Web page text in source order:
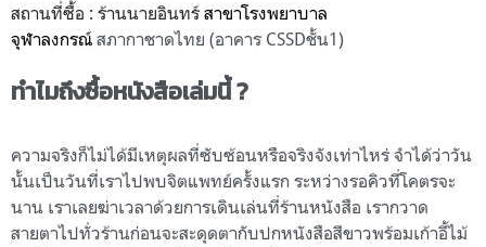
สถานที่ซื้อ : ร้านนายอินทร์ สาขาโรงพยาบาล
จุฬาลงกรณ์ สภากาชาดไทย (อาคาร CSSDชั้น1)
ทำไมถึงซื้อหนังสือเล่มนี้ ?
ความจริงก็ไม่ได้มีเหตุผลที่ซับซ้อนหรือจริงจังเท่าไหร่ จำได้ว่าวัน
นั้นเป็นวันที่เราไปพบจิตแพทย์ครั้งแรก ระหว่างรอคิวที่โคตรจะ
นาน เราเลยฆ่าเวลาด้วยการเดินเล่นที่ร้านหนังสือ เรากวาด
สายตาไปทั่วร้านก่อนจะสะดุดตากับปกหนังสือสีขาวพร้อมเก้าอี้ไม้